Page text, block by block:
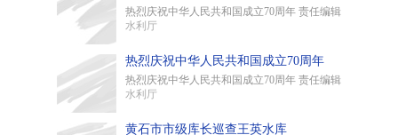
热烈庆祝中华人民共和国成立70周年 责任编辑
水利厅
热烈庆祝中华人民共和国成立70周年
热烈庆祝中华人民共和国成立70周年 责任编辑
水利厅
黄石市市级库长巡查王英水库